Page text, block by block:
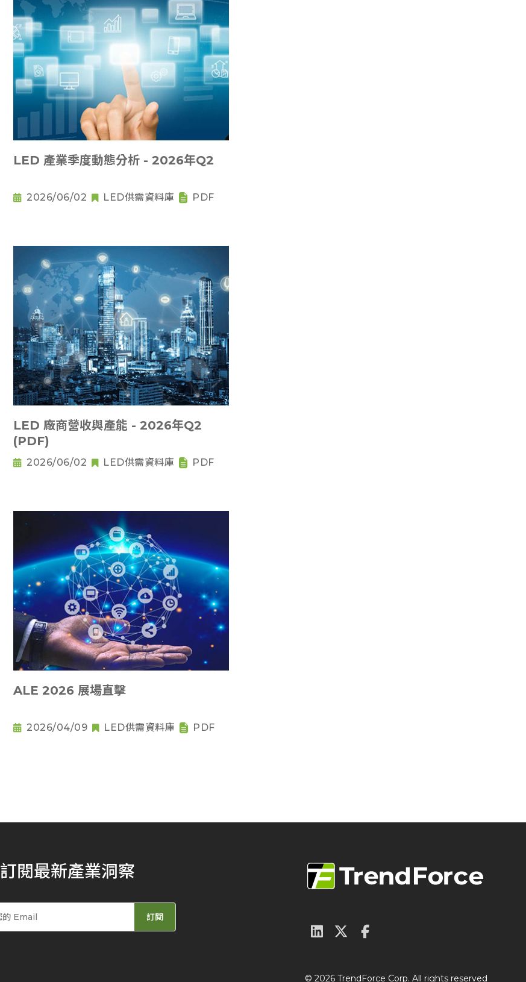
LED 產業季度動態分析 - 2026年Q2
2026/06/02 LED供需資料庫 PDF
LED 廠商營收與產能 - 2026年Q2
(PDF)
2026/06/02 LED供需資料庫 PDF
ALE 2026 展場直擊
2026/04/09 LED供需資料庫 PDF
訂閱最新產業洞察
訂閱
© 2026 TrendForce Corp. All rights reserved